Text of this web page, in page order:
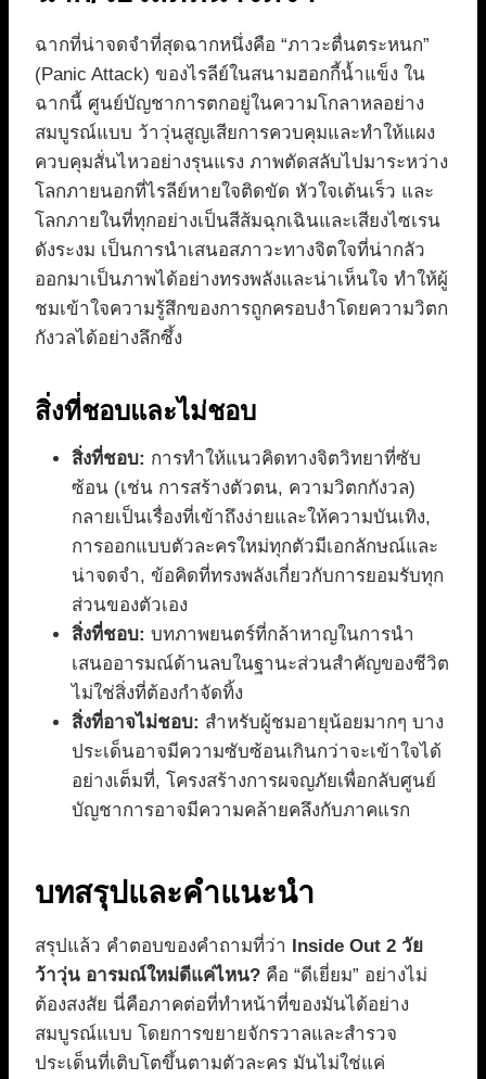
ฉากที่น่าจดจำที่สุดฉากหนึ่งคือ “ภาวะตื่นตระหนก”
(Panic Attack) ของไรลีย์ในสนามฮอกกี้น้ำแข็ง ใน
ฉากนี้ ศูนย์บัญชาการตกอยู่ในความโกลาหลอย่าง
สมบูรณ์แบบ ว้าวุ่นสูญเสียการควบคุมและทำให้แผง
ควบคุมสั่นไหวอย่างรุนแรง ภาพตัดสลับไปมาระหว่าง
โลกภายนอกที่ไรลีย์หายใจติดขัด หัวใจเต้นเร็ว และ
โลกภายในที่ทุกอย่างเป็นสีส้มฉุกเฉินและเสียงไซเรน
ดังระงม เป็นการนำเสนอสภาวะทางจิตใจที่น่ากลัว
ออกมาเป็นภาพได้อย่างทรงพลังและน่าเห็นใจ ทำให้ผู้
ชมเข้าใจความรู้สึกของการถูกครอบงำโดยความวิตก
กังวลได้อย่างลึกซึ้ง
สิ่งที่ชอบและไม่ชอบ
สิ่งที่ชอบ: การทำให้แนวคิดทางจิตวิทยาที่ซับ
ซ้อน (เช่น การสร้างตัวตน, ความวิตกกังวล)
กลายเป็นเรื่องที่เข้าถึงง่ายและให้ความบันเทิง,
การออกแบบตัวละครใหม่ทุกตัวมีเอกลักษณ์และ
น่าจดจำ, ข้อคิดที่ทรงพลังเกี่ยวกับการยอมรับทุก
ส่วนของตัวเอง
สิ่งที่ชอบ: บทภาพยนตร์ที่กล้าหาญในการนำ
เสนออารมณ์ด้านลบในฐานะส่วนสำคัญของชีวิต
ไม่ใช่สิ่งที่ต้องกำจัดทิ้ง
สิ่งที่อาจไม่ชอบ: สำหรับผู้ชมอายุน้อยมากๆ บาง
ประเด็นอาจมีความซับซ้อนเกินกว่าจะเข้าใจได้
อย่างเต็มที่, โครงสร้างการผจญภัยเพื่อกลับศูนย์
บัญชาการอาจมีความคล้ายคลึงกับภาคแรก
บทสรุปและคำแนะนำ
สรุปแล้ว คำตอบของคำถามที่ว่า
Inside Out 2 วัย
ว้าวุ่น อารมณ์ใหม่ดีแค่ไหน? คือ “ดีเยี่ยม” อย่างไม่
ต้องสงสัย นี่คือภาคต่อที่ทำหน้าที่ของมันได้อย่าง
สมบูรณ์แบบ โดยการขยายจักรวาลและสำรวจ
ประเด็นที่เติบโตขึ้นตามตัวละคร มันไม่ใช่แค่